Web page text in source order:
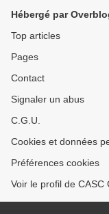
Hébergé par
Top articles
Pages
Contact
Signaler un abus
C.G.U.
Cookies et données
Préférences cookies
Voir le profil de